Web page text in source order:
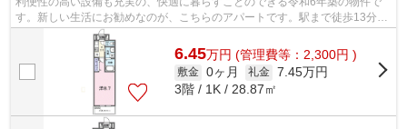
す。新しい生活にお勧めなのが、こちらのアパートです。駅まで徒歩13分の
物件です。お客様の生活スタイルに適し...
6.45万円 (管理費等：2,300円 )
敷金 0ヶ月 礼金 7.45万円
3階 / 1K / 28.87㎡